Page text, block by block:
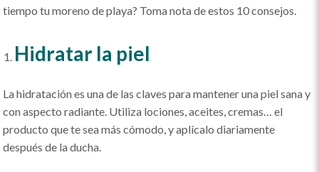
tiempo tu moreno de playa? Toma nota de estos 10 consejos.
Hidratar la piel
La hidratación es una de las claves para mantener una piel sana y
con aspecto radiante. Utiliza lociones, aceites, cremas… el
producto que te sea más cómodo, y aplícalo diariamente
después de la ducha.